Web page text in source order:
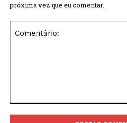
próxima vez que eu comentar.